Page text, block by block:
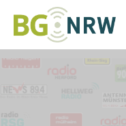
Inhalt
springen